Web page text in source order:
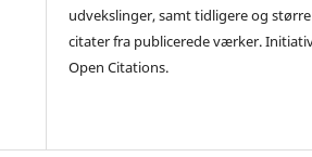
udvekslinger, samt tidligere og større
citater fra publicerede værker.
Open Citations.